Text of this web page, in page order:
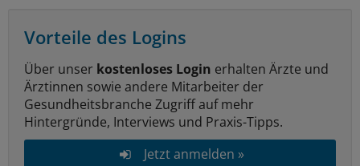
Vorteile des Logins
Über unser kostenloses Login erhalten Ärzte und
Ärztinnen sowie andere Mitarbeiter der
Gesundheitsbranche Zugriff auf mehr
Hintergründe, Interviews und Praxis-Tipps.
Jetzt anmelden »